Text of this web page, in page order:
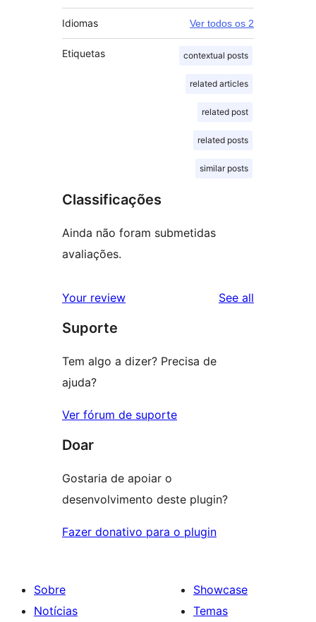
Idiomas Ver todos os 2
Etiquetas contextual posts
related articles
related post
related posts
similar posts
Classificações
Ainda não foram submetidas
avaliações.
Your review See all
Suporte
Tem algo a dizer? Precisa de
ajuda?
Ver fórum de suporte
Doar
Gostaria de apoiar o
desenvolvimento deste plugin?
Fazer donativo para o plugin
Sobre
Notícias
Showcase
Temas